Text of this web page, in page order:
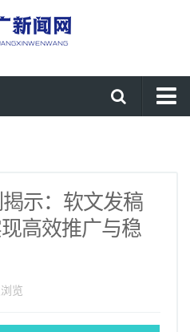
示：软文发稿
高效推广与稳
览